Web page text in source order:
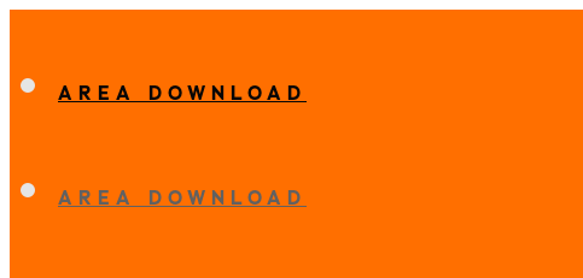
AREA DOWNLOAD
AREA DOWNLOAD